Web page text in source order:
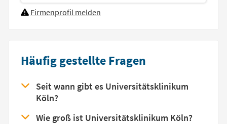
Firmenprofil melden
Häufig gestellte Fragen
Seit wann gibt es Universitätsklinikum
Köln?
Wie groß ist Universitätsklinikum Köln?